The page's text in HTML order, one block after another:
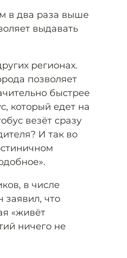
в два раза выше
выдавать
регионах.
позволяет
быстрее
который едет на
везёт сразу
И так во
в числе
заявил, что
«живёт
ничего не